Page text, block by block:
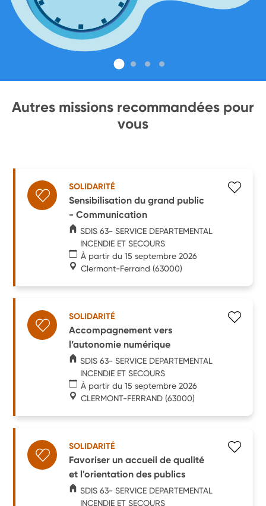
Autres missions recommandées pour
vous
SOLIDARITÉ
Sensibilisation du grand public
- Communication
SDIS 63- SERVICE DEPARTEMENTAL
INCENDIE ET SECOURS
À partir du 15 septembre 2026
Clermont-Ferrand (63000)
SOLIDARITÉ
Accompagnement vers
l’autonomie numérique
SDIS 63- SERVICE DEPARTEMENTAL
INCENDIE ET SECOURS
À partir du 15 septembre 2026
CLERMONT-FERRAND (63000)
SOLIDARITÉ
Favoriser un accueil de qualité
et l'orientation des publics
SDIS 63- SERVICE DEPARTEMENTAL
INCENDIE ET SECOURS